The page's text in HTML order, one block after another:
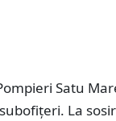
Satu
La